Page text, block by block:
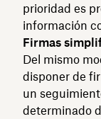
prioridad es
información
Firmas
Del mismo
disponer de
un
determinado